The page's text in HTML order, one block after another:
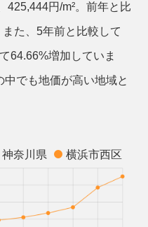
425,444円/m²。前年と比
た、5年前と比較して
64.66%増加していま
でも地価が高い地域と
神奈川県 横浜市西区